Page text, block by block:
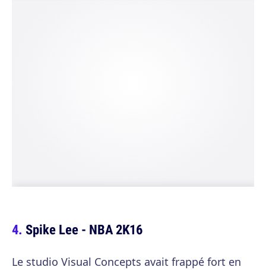
Spike Lee - NBA 2K16
Le studio Visual Concepts avait frappé fort en